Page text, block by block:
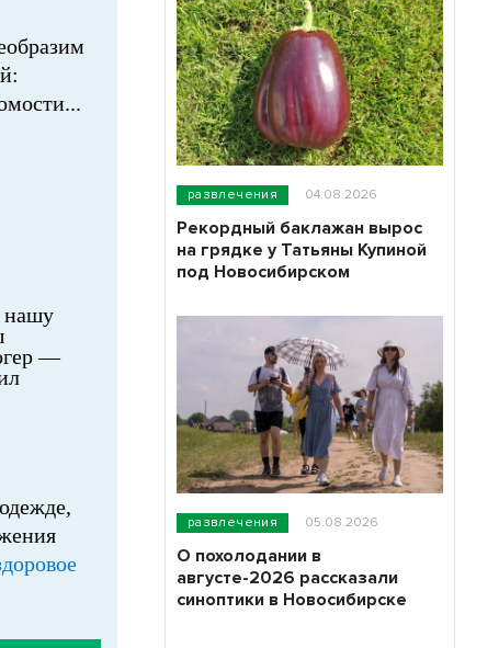
нашу
—
развлечения 04.08.2026
Рекордный баклажан вырос
на грядке у Татьяны Купиной
под Новосибирском
развлечения 05.08.2026
О похолодании в
августе-2026 рассказали
синоптики в Новосибирске